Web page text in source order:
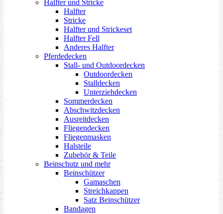
Halfter und Stricke
Halfter
Stricke
Halfter und Strickeset
Halfter Fell
Anderes Halfter
Pferdedecken
Stall- und Outdoordecken
Outdoordecken
Stalldecken
Unterziehdecken
Sommerdecken
Abschwitzdecken
Ausreitdecken
Fliegendecken
Fliegenmasken
Halsteile
Zubehör & Teile
Beinschutz und mehr
Beinschützer
Gamaschen
Streichkappen
Satz Beinschützer
Bandagen